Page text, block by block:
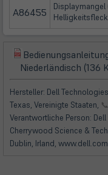
A86455
(öffnet
in
neuem
Tab)
Niederländisch (136
Hersteller: Dell
Texas, Vereinigte Staaten, 📞
Verantwortliche Person:
Cherrywood Science &
Dublin, Irland, www.dell.com